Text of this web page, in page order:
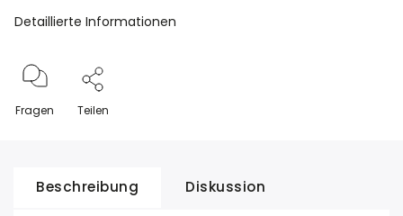
Detaillierte Informationen
Fragen Teilen
Beschreibung Diskussion